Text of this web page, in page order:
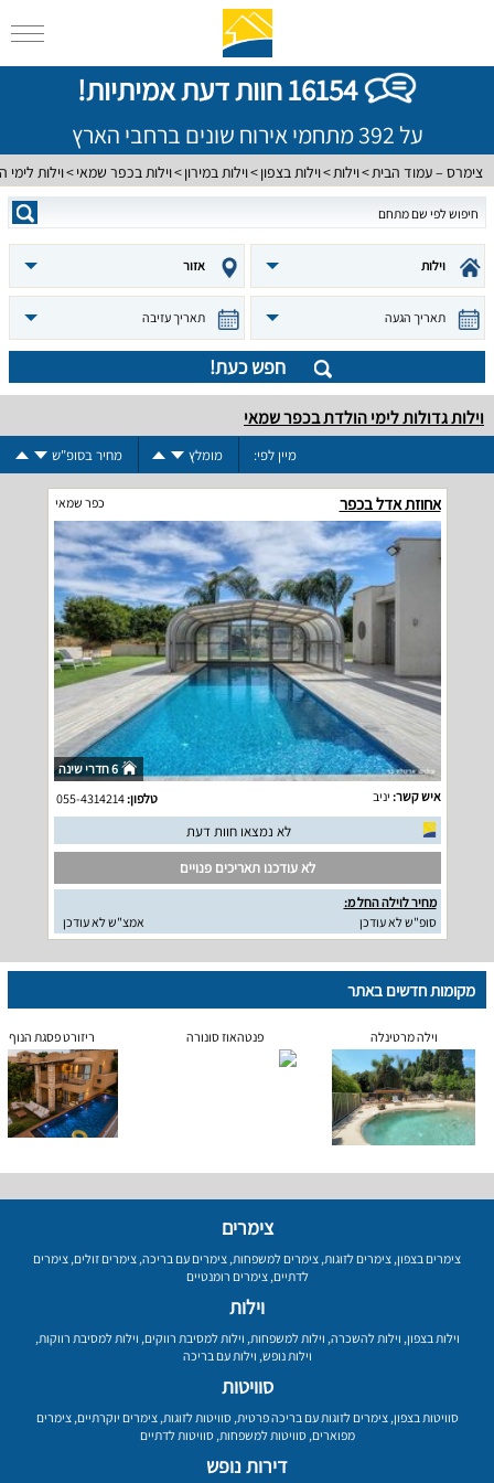
16154 חוות דעת אמיתיות!
על 392 מתחמי אירוח שונים ברחבי הארץ
צימרס – עמוד הבית וילות וילות בצפון וילות במירון וילות בכפר שמאי וילות לימי
וילות אזור
תאריך הגעה תאריך עזיבה
חפש כעת!
וילות גדולות לימי הולדת בכפר שמאי
מיין לפי: מומלץ מחיר בסופ"ש
אחוזת אדל בכפר כפר שמאי
6 חדרי שינה
איש קשר: יניב טלפון:055-4314214
לא נמצאו חוות דעת
לא עודכנו תאריכים פנויים
מחיר לוילה החל מ:
סופ"ש לא עודכן
אמצ"ש לא עודכן
מקומות חדשים באתר
וילה מרטינלה פנטהאוז סונורה ריזורט פסגת הנוף
צימרים
צימרים בצפון, צימרים לזוגות, צימרים למשפחות, צימרים עם בריכה, צימרים זולים, צימרים
לדתיים,צימרים רומנטיים
וילות
וילות בצפון, וילות להשכרה, וילות למשפחות, וילות למסיבת רווקים, וילות למסיבת רווקות,
וילות נופש, וילות עם בריכה
סוויטות
סוויטות בצפון,צימרים לזוגות עם בריכה פרטית,סוויטות לזוגות,צימרים יוקרתיים,צימרים
מפוארים,סוויטות למשפחות,סוויטות לדתיים
דירות נופש